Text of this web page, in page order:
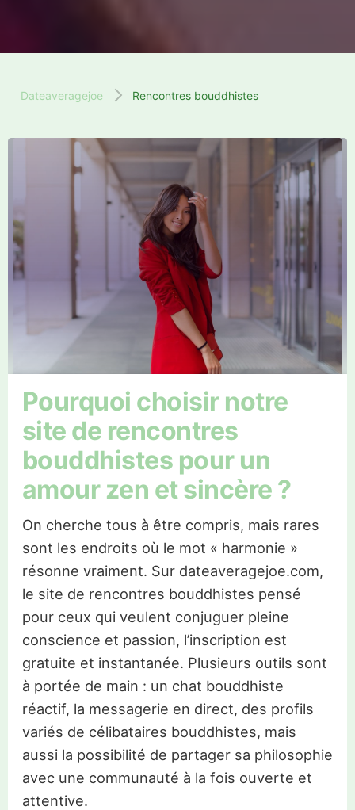
Dateaveragejoe Rencontres bouddhistes
Pourquoi choisir notre
site de rencontres
bouddhistes pour un
amour zen et sincère ?
On cherche tous à être compris, mais rares
sont les endroits où le mot « harmonie »
résonne vraiment. Sur dateaveragejoe.com,
le site de rencontres bouddhistes pensé
pour ceux qui veulent conjuguer pleine
conscience et passion, l’inscription est
gratuite et instantanée. Plusieurs outils sont
à portée de main : un chat bouddhiste
réactif, la messagerie en direct, des profils
variés de célibataires bouddhistes, mais
aussi la possibilité de partager sa philosophie
avec une communauté à la fois ouverte et
attentive.